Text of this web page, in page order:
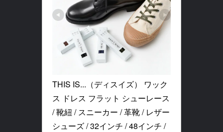
THIS IS...（ディスイズ） ワック
ス ドレス フラット シューレース
/ 靴紐 / スニーカー / 革靴 / レザー
シューズ / 32インチ / 48インチ /